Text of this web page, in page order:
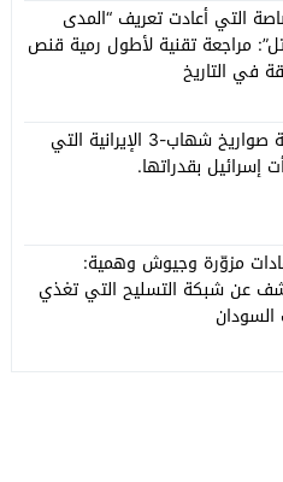
التي أعادت تعريف “المدى
مراجعة تقنية لأطول رمية قنص
في التاريخ
عائلة صواريخ شهاب-3 الإيرانية التي
إسرائيل بقدراتها.
مزوّرة وجيوش وهمية:
عن شبكة التسليح التي تغذي